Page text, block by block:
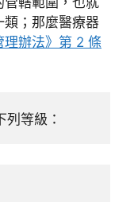
類；那麼醫療器
理辦法》第 2 條
等級：